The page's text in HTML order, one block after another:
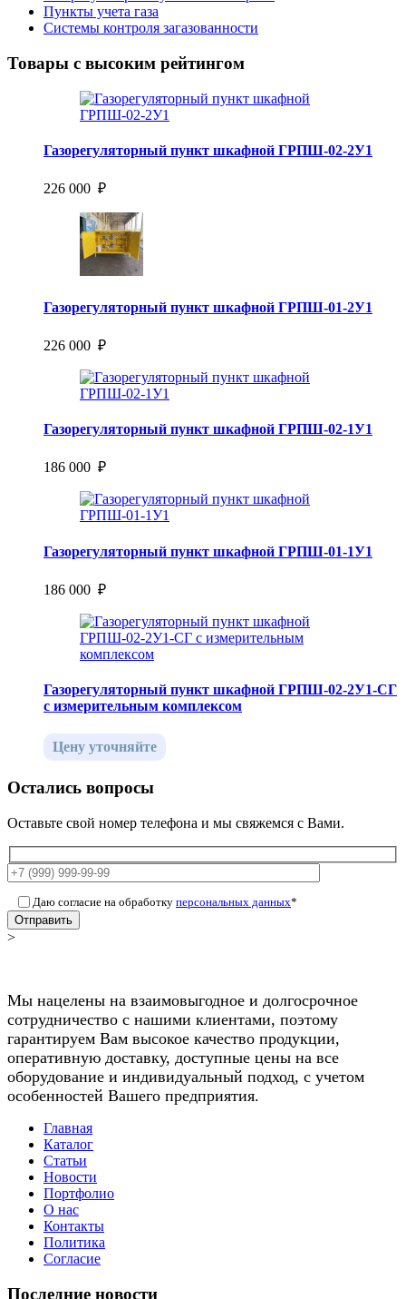
Пункты учета газа
Системы контроля загазованности
Товары с высоким рейтингом
Газорегуляторный пункт шкафной ГРПШ-02-2У1
226 000 ₽
Газорегуляторный пункт шкафной ГРПШ-01-2У1
226 000 ₽
Газорегуляторный пункт шкафной ГРПШ-02-1У1
186 000 ₽
Газорегуляторный пункт шкафной ГРПШ-01-1У1
186 000 ₽
Газорегуляторный пункт шкафной ГРПШ-02-2У1-СГ
с измерительным комплексом
Цену уточняйте
Остались вопросы
Оставьте свой номер телефона и мы свяжемся с Вами.
Даю согласие на обработку персональных данных*
Отправить
>
Мы нацелены на взаимовыгодное и долгосрочное
сотрудничество с нашими клиентами, поэтому
гарантируем Вам высокое качество продукции,
оперативную доставку, доступные цены на все
оборудование и индивидуальный подход, с учетом
особенностей Вашего предприятия.
Главная
Каталог
Статьи
Новости
Портфолио
О нас
Контакты
Политика
Согласие
Последние новости